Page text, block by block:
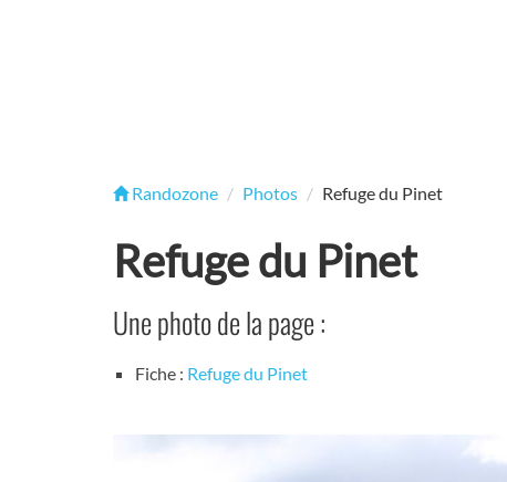
Randozone Photos Refuge du Pinet
Refuge du Pinet
Une photo de la page :
Fiche : Refuge du Pinet